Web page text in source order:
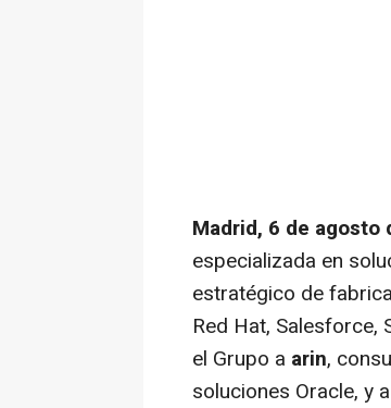
Madrid, 6 de
especializada en
estratégico de
Red Hat, Salesforce,
el Grupo a arin,
soluciones Oracle, y a